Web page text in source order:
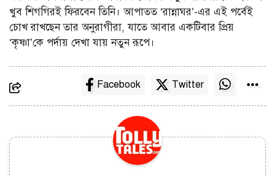
খুব শিগগিরই ফিরবেন তিনি। আপাতত ‘রান্নাঘর’-এর এই পর্বেই
চোখ রাখছেন তার অনুরাগীরা, যাতে আবার একটিবার প্রিয়
‘কৃষ্ণা’কে পর্দায় দেখা যায় নতুন রূপে।
Facebook Twitter